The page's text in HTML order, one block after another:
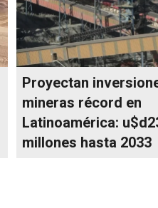
Proyectan
mineras récord en
Latinoamérica:
millones hasta 2033